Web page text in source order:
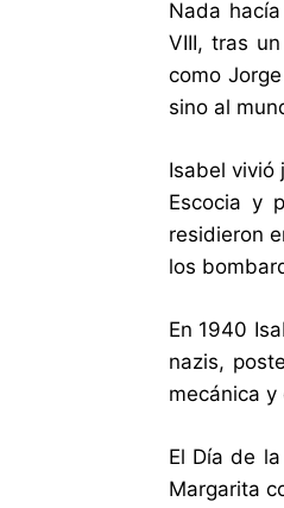
Nada
VIII, tras
como
sino al
Isabel vivió
Escocia y
residieron
los
En 1940
nazis,
mecánica
El Día de
Margarita